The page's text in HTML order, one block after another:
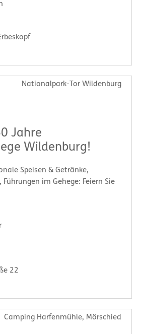
Nationalpark-Tor Wildenburg
Jahre
Wildenburg!
& Getränke,
Feiern Sie
22
Camping Harfenmühle, Mörschied